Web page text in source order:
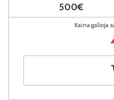
500€
Kaina galioja